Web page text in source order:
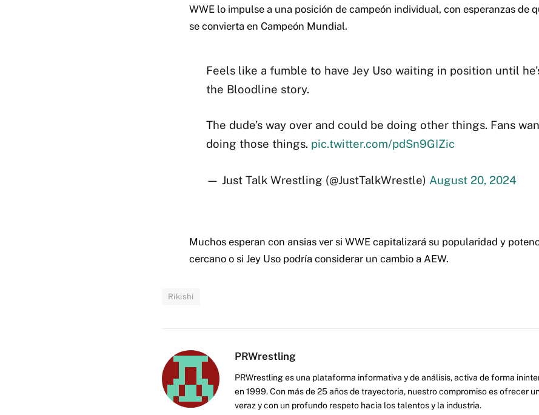
WWE lo impulse a una posición de campeón individual, con esperanzas de
se convierta en Campeón Mundial.
Feels like a fumble to have Jey Uso waiting in position until
the Bloodline story.
The dude’s way over and could be doing other things. Fans
doing those things. pic.twitter.com/pdSn9GIZic
— Just Talk Wrestling (@JustTalkWrestle) August 20, 2024
Muchos esperan con ansias ver si WWE capitalizará su popularidad y
cercano o si Jey Uso podría considerar un cambio a AEW.
Rikishi
PRWrestling
PRWrestling es una plataforma informativa y de análisis, activa de forma
en 1999. Con más de 25 años de trayectoria, nuestro compromiso es ofrecer
veraz y con un profundo respeto hacia los talentos y la industria.